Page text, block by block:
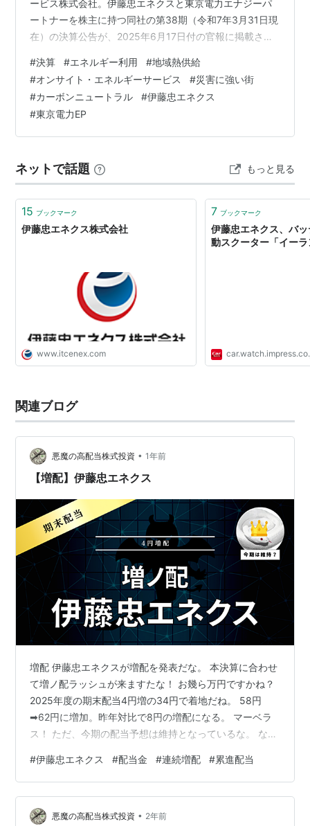
ービス株式会社。伊藤忠エネクスと東京電力エナジーパ
ートナーを株主に持つ同社の第38期（令和7年3月31日現
在）の決算公告が、2025年6月17日付の官報に掲載され
社会の実現をリードする明確なビジョンを持つ同社の現
在地と未来像を詳細に分析します。 20250331_38_東京
都市サービス決算 第38期 決算のポイント（単位：百万
円）資産合計: 22,459 (約224.6億円)負債合計: 2,570 (約
25.7億円)純資産合計: 19,888 …
#決算 #エネルギー利用 #地域熱供給
#オンサイト・エネルギーサービス #災害に強い街
#カーボンニュートラル #伊藤忠エネクス
#東京電力EP
ネットで話題 もっと見る
15 ブックマーク
伊藤忠エネクス株式会社
www.itcenex.com
7 ブックマーク
伊藤忠エネクス、バ
動スクーター「イー
関連ブログ
悪魔の高配当株式投資 • 1年前
【増配】伊藤忠エネクス
増配 伊藤忠エネクスが増配を発表だな。 本決算に合わせ
て増ノ配ラッシュが来ますたな！ お幾ら万円ですかね？
2025年度の期末配当4円増の34円で着地だね。 58円
➡62円に増加。昨年対比で8円の増配になる。 マーベラ
ス！ ただ、今期の配当予想は維持となっているな。 なん
内容は減収増益で着地だな。 売上が減少しているので、
若干苦戦し始めた感はありそうですね。営業利益増の要
因は固定資産売却益とあるので一過性となりますね。 ピ
ンチですかね？ 営業利益率の低い事業で売上を高めない
#伊藤忠エネクス #配当金 #連続増配 #累進配当
悪魔の高配当株式投資 • 2年前